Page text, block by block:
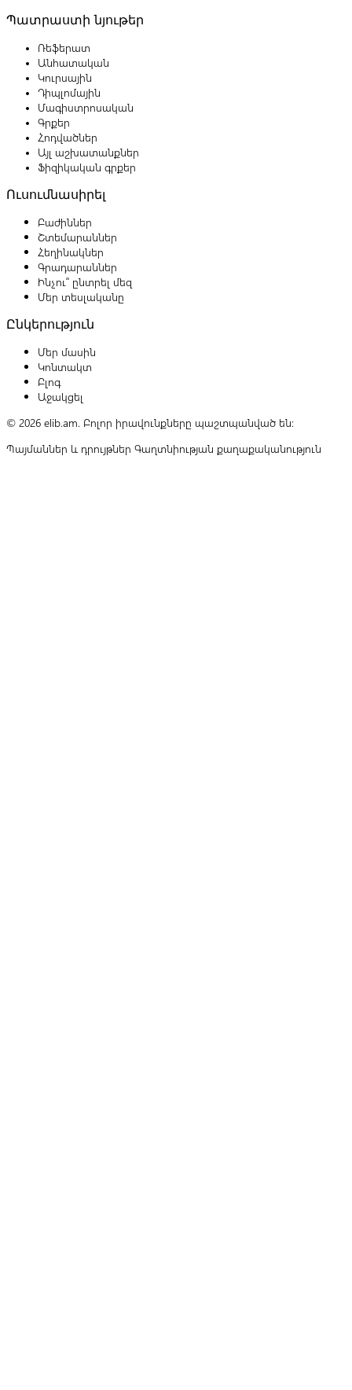
Պատրաստի նյութեր
Ռեֆերատ
Անհատական
Կուրսային
Դիպլոմային
Մագիստրոսական
Գրքեր
Հոդվածներ
Այլ աշխատանքներ
Ֆիզիկական գրքեր
Ուսումնասիրել
Բաժիններ
Շտեմարաններ
Հեղինակներ
Գրադարաններ
Ինչու՞ ընտրել մեզ
Մեր տեսլականը
Ընկերություն
Մեր մասին
Կոնտակտ
Բլոգ
Աջակցել
© 2026 elib.am. Բոլոր իրավունքները պաշտպանված են:
Պայմաններ և դրույթներ Գաղտնիության քաղաքականություն